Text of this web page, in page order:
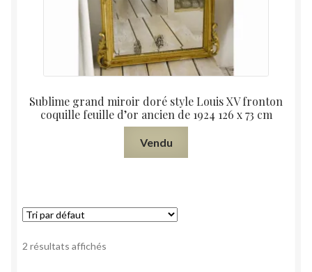
Sublime grand miroir doré style Louis XV fronton
coquille feuille d’or ancien de 1924 126 x 73 cm
Vendu
2 résultats affichés